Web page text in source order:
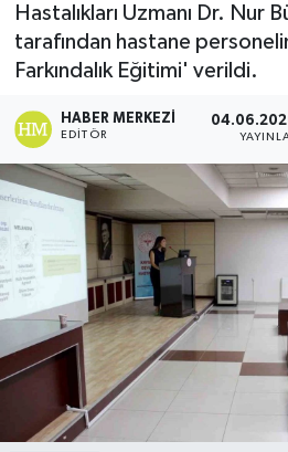
Hastalıkları Uzmanı Dr. Nur
tarafından hastane
Farkındalık Eğitimi' verildi.
HABER MERKEZI
EDITÖR
SÜPER LİG
Son Dakika Haberleri
Haber Arşivi